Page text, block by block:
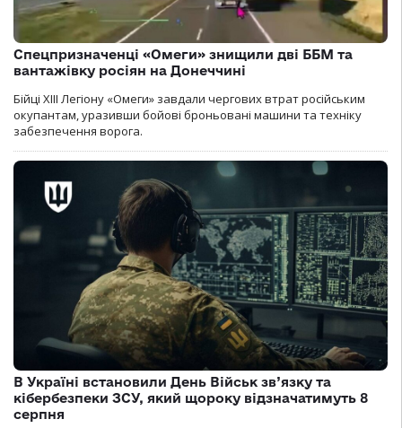
Спецпризначенці «Омеги» знищили дві ББМ та
вантажівку росіян на Донеччині
Бійці ХІІІ Легіону «Омеги» завдали чергових втрат російським
окупантам, уразивши бойові броньовані машини та техніку
забезпечення ворога.
В Україні встановили День Військ зв’язку та
кібербезпеки ЗСУ, який щороку відзначатимуть 8
серпня